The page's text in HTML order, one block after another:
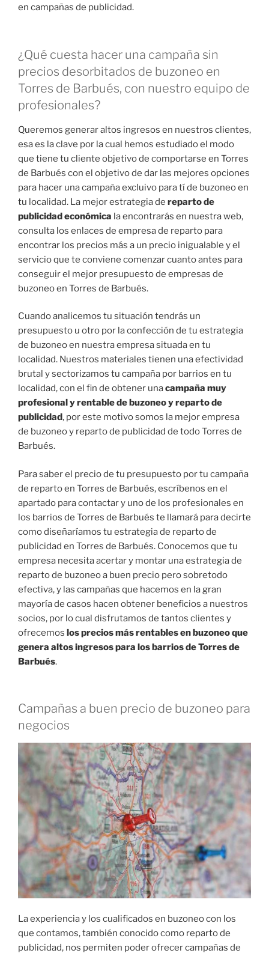
en campañas de publicidad.
¿Qué cuesta hacer una campaña sin
precios desorbitados de buzoneo en
Torres de Barbués, con nuestro equipo de
profesionales?
Queremos generar altos ingresos en nuestros clientes,
esa es la clave por la cual hemos estudiado el modo
que tiene tu cliente objetivo de comportarse en Torres
de Barbués con el objetivo de dar las mejores opciones
para hacer una campaña excluivo para tí de buzoneo en
tu localidad. La mejor estrategia de reparto de
publicidad económica la encontrarás en nuestra web,
consulta los enlaces de empresa de reparto para
encontrar los precios más a un precio inigualable y el
servicio que te conviene comenzar cuanto antes para
conseguir el mejor presupuesto de empresas de
buzoneo en Torres de Barbués.
Cuando analicemos tu situación tendrás un
presupuesto u otro por la confección de tu estrategia
de buzoneo en nuestra empresa situada en tu
localidad. Nuestros materiales tienen una efectividad
brutal y sectorizamos tu campaña por barrios en tu
localidad, con el fin de obtener unacampaña muy
profesional y rentable de buzoneo y reparto de
publicidad, por este motivo somos la mejor empresa
de buzoneo y reparto de publicidad de todo Torres de
Barbués.
Para saber el precio de tu presupuesto por tu campaña
de reparto en Torres de Barbués, escríbenos en el
apartado para contactar y uno de los profesionales en
los barrios de Torres de Barbués te llamará para decirte
como diseñaríamos tu estrategia de reparto de
publicidad en Torres de Barbués. Conocemos que tu
empresa necesita acertar y montar una estrategia de
reparto de buzoneo a buen precio pero sobretodo
efectiva, y las campañas que hacemos en la gran
mayoría de casos hacen obtener beneficios a nuestros
socios, por lo cual disfrutamos de tantos clientes y
ofrecemos los precios más rentables en buzoneo que
genera altos ingresos para los barrios de Torres de
Barbués.
Campañas a buen precio de buzoneo para
negocios
La experiencia y los cualificados en buzoneo con los
que contamos, también conocido como reparto de
publicidad, nos permiten poder ofrecer campañas de